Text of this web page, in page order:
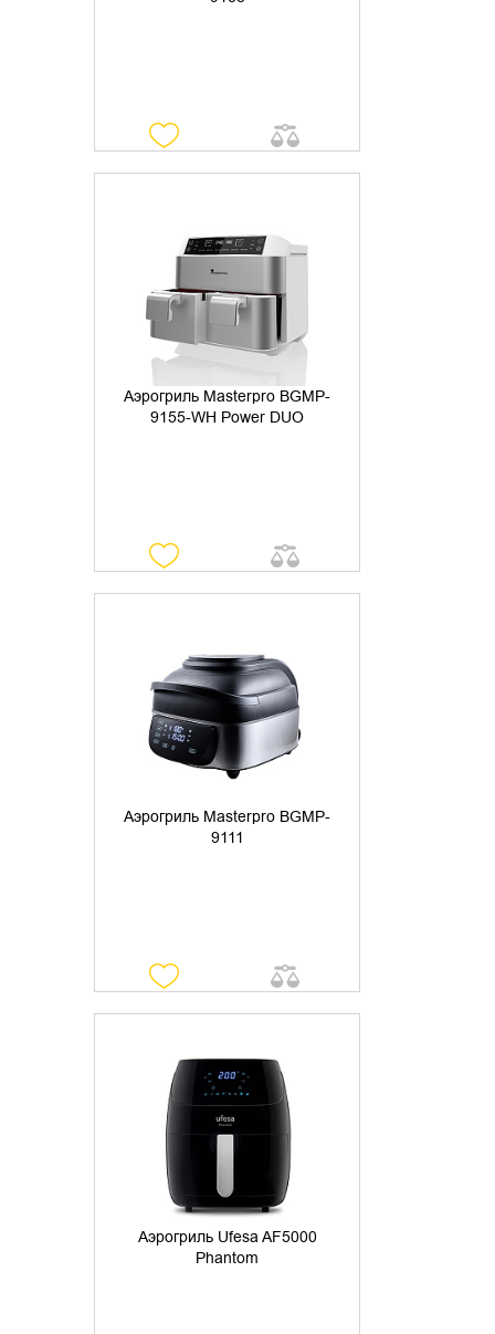
Аэрогриль Masterpro BGMP-
9155-WH Power DUO
УТОЧНИТЬ НАЛИЧИЕ
Аэрогриль Masterpro BGMP-
9111
УТОЧНИТЬ НАЛИЧИЕ
Аэрогриль Ufesa AF5000
Phantom
УТОЧНИТЬ НАЛИЧИЕ